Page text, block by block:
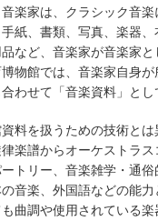
楽家は、クラシック音
紙、書類、写真、楽器
など、音楽家が音楽家
物館では、音楽家自身
わせて「音楽資料」とし
料を扱うための技術と
楽譜からオーケストラ
トリー、音楽雑学・通
音楽、外国語などの能
曲調や使用されている